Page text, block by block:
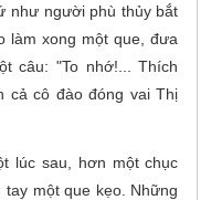
như người phù thủy bắt
làm xong một que, đưa
câu: "To nhớ!... Thích
cả cô đào đóng vai Thị
lúc sau, hơn một chục
một que kẹo. Những